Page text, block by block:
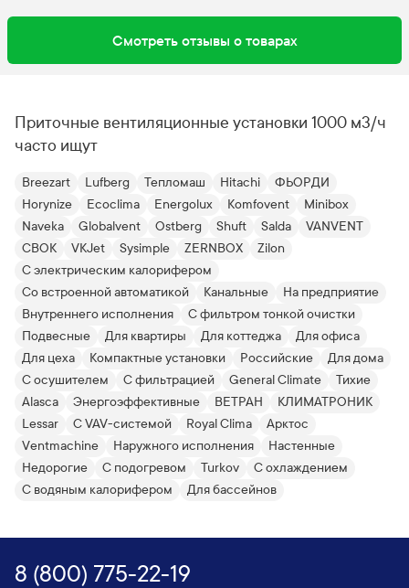
Смотреть отзывы о товарах
Приточные вентиляционные установки 1000 м3/ч
часто ищут
Breezart Lufberg Тепломаш Hitachi
ФЬОРДИ
Horynize
Ecoclima Energolux Komfovent
Minibox
Naveka
Globalvent Ostberg Shuft Salda
VANVENT
СВОК
VKJet Sysimple ZERNBOX
Zilon
С электрическим калорифером
Со встроенной автоматикой
Канальные
На предприятие
Внутреннего исполнения
C фильтром тонкой очистки
Подвесные
Для квартиры Для коттеджа
Для офиса
Для цеха
Компактные установки Российские
Для дома
С осушителем
С фильтрацией General Climate
Тихие
Alasca
Энергоэффективные ВЕТРАН
КЛИМАТРОНИК
Lessar
С VAV-системой Royal Clima
Арктос
Ventmachine
Наружного исполнения
Настенные
Недорогие
С подогревом Turkov
С охлаждением
С водяным калорифером
Для бассейнов
8 (800) 775-22-19